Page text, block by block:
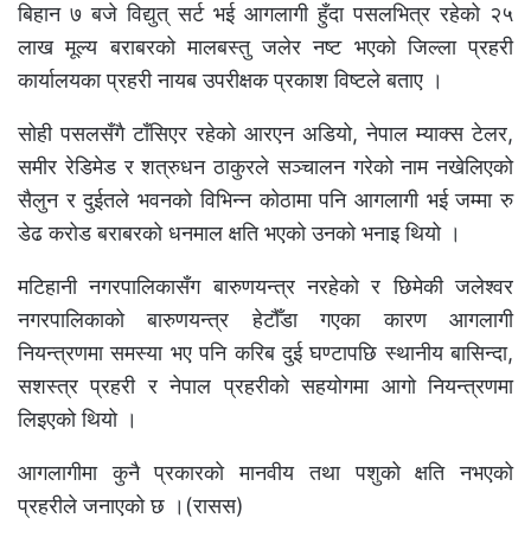
बिहान ७ बजे विद्युत् सर्ट भई आगलागी हुँदा पसलभित्र रहेको २५
लाख मूल्य बराबरको मालबस्तु जलेर नष्ट भएको जिल्ला प्रहरी
कार्यालयका प्रहरी नायब उपरीक्षक प्रकाश विष्टले बताए ।
सोही पसलसँगै टाँसिएर रहेको आरएन अडियो, नेपाल म्याक्स टेलर,
समीर रेडिमेड र शत्रुधन ठाकुरले सञ्चालन गरेको नाम नखेलिएको
सैलुन र दुईतले भवनको विभिन्न कोठामा पनि आगलागी भई जम्मा रु
डेढ करोड बराबरको धनमाल क्षति भएको उनको भनाइ थियो ।
मटिहानी नगरपालिकासँग बारुणयन्त्र नरहेको र छिमेकी जलेश्वर
नगरपालिकाको बारुणयन्त्र हेटौँडा गएका कारण आगलागी
नियन्त्रणमा समस्या भए पनि करिब दुई घण्टापछि स्थानीय बासिन्दा,
सशस्त्र प्रहरी र नेपाल प्रहरीको सहयोगमा आगो नियन्त्रणमा
लिइएको थियो ।
आगलागीमा कुनै प्रकारको मानवीय तथा पशुको क्षति नभएको
प्रहरीले जनाएको छ ।(रासस)